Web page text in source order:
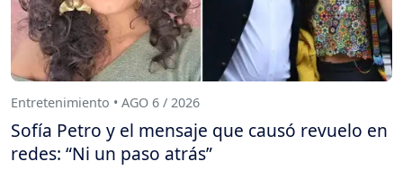
Entretenimiento • AGO 6 / 2026
Sofía Petro y el mensaje que causó revuelo en
redes: “Ni un paso atrás”